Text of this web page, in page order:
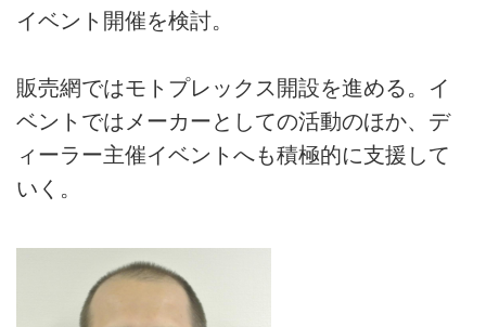
イベント開催を検討。
販売網ではモトプレックス開設を進める。イ
ベントではメーカーとしての活動のほか、デ
ィーラー主催イベントへも積極的に支援して
いく。